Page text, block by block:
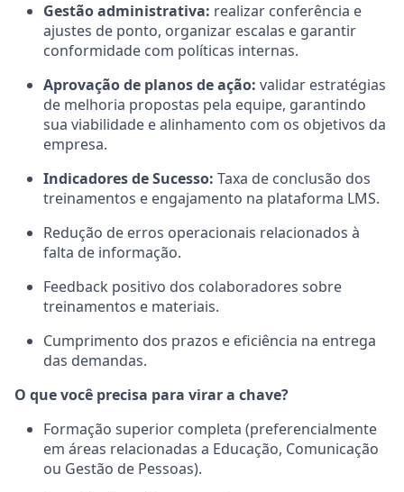
Gestão administrativa: realizar conferência e
ajustes de ponto, organizar escalas e garantir
conformidade com políticas internas.
Aprovação de planos de ação: validar estratégias
de melhoria propostas pela equipe, garantindo
sua viabilidade e alinhamento com os objetivos da
empresa.
Indicadores de Sucesso: Taxa de conclusão dos
treinamentos e engajamento na plataforma LMS.
Redução de erros operacionais relacionados à
falta de informação.
Feedback positivo dos colaboradores sobre
treinamentos e materiais.
Cumprimento dos prazos e eficiência na entrega
das demandas.
O que você precisa para virar a chave?
Formação superior completa (preferencialmente
em áreas relacionadas a Educação, Comunicação
ou Gestão de Pessoas).